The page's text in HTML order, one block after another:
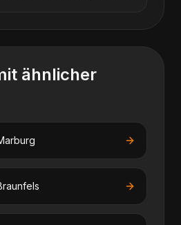
ähnlicher